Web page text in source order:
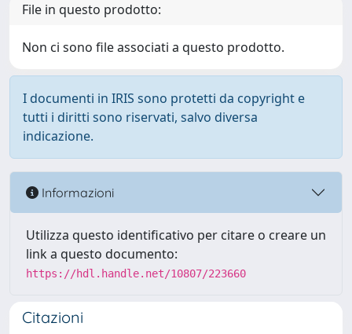
File in questo prodotto:
Non ci sono file associati a questo prodotto.
I documenti in IRIS sono protetti da copyright e
tutti i diritti sono riservati, salvo diversa
indicazione.
Informazioni
Utilizza questo identificativo per citare o creare un
link a questo documento:
https://hdl.handle.net/10807/223660
Citazioni